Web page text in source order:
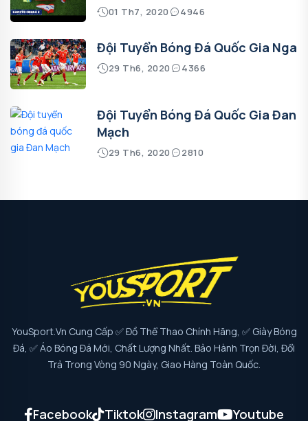
01 Th7, 2020 4946
Đội Tuyển Bóng Đá Quốc Gia Nga
29 Th6, 2020 4366
Đội Tuyển Bóng Đá Quốc Gia Đan
Mạch
29 Th6, 2020 2810
YouSport.vn Cung Cấp ✅ Đồ Thể Thao Chính Hãng, ✅ Giày Bóng
Đá, ✅ Áo Bóng Đá Mới, Chất Lượng Nhất. Bảo Hành Trọn Đời, Đổi
Trả Trong Vòng 90 Ngày, Giao Hàng Toàn Quốc.
Facebook Tiktok Instagram Youtube